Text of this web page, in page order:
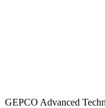
GEPCO Advanced